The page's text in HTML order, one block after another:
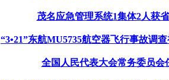
茂名应急管理系统1集体2人获
“3•21”东航MU5735航空器飞行事故调
全国人民代表大会常务委员会